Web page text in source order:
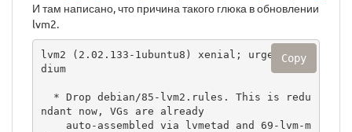
И там написано, что причина такого глюка в обновлении
lvm2.
lvm2 (2.02.133-1ubuntu8) xenial; urgency=me
dium
ndant now, VGs are already
Copy